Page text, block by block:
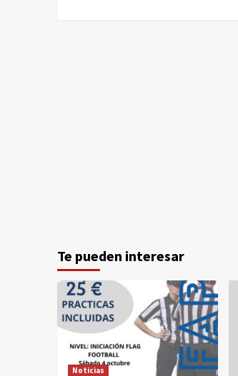
Te pueden interesar
Noticias